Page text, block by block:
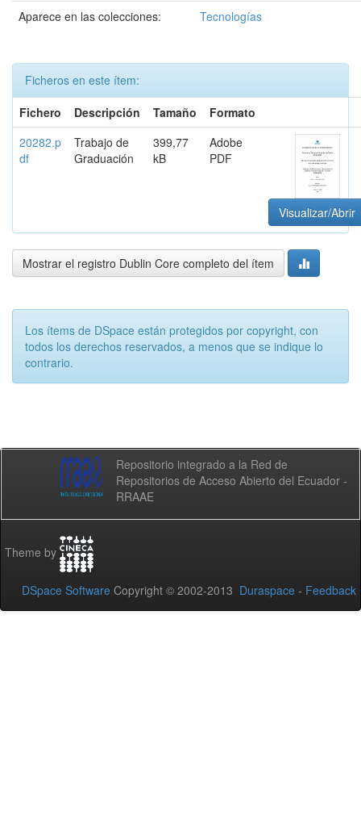
Aparece en las colecciones:
Tecnologías
Ficheros en este ítem:
Fichero
Descripción Tamaño
Formato
20282.p
df
Trabajo de
Graduación
399,77
kB
Adobe
PDF
Visualizar/Abrir
Mostrar el registro Dublin Core completo del ítem
Los ítems de DSpace están protegidos por copyright, con
todos los derechos reservados, a menos que se indique lo
contrario.
Repositorio integrado a la Red de
Repositorios de Acceso Abierto del Ecuador -
RRAAE
Theme by
DSpace Software Copyright © 2002-2013 Duraspace - Feedback